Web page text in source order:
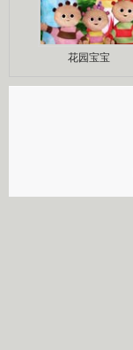
花园宝宝